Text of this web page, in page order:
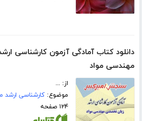
دانلود کتاب آمادگی آزمون کارشناسی
مهندسی مواد
از: ...
موضوع:کارشناسی ارشد
۱۲۴ صفحه